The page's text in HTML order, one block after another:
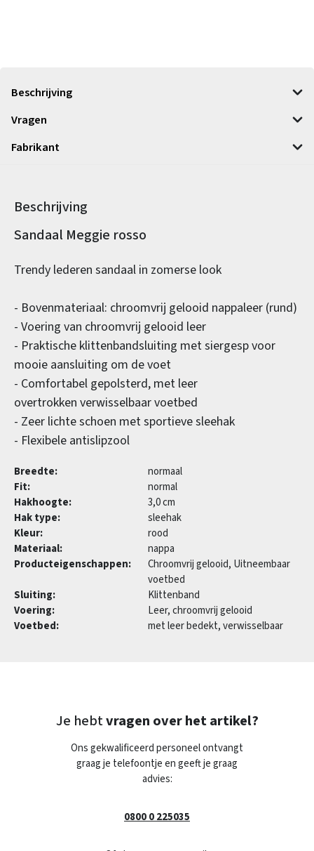
Beschrijving
Vragen
Fabrikant
Beschrijving
Productinformatie
Sandaal Meggie rosso
Trendy lederen sandaal in zomerse look
- Bovenmateriaal: chroomvrij gelooid nappaleer (rund)
- Voering van chroomvrij gelooid leer
- Praktische klittenbandsluiting met siergesp voor
mooie aansluiting om de voet
- Comfortabel gepolsterd, met leer
overtrokken verwisselbaar voetbed
- Zeer lichte schoen met sportieve sleehak
- Flexibele antislipzool
Breedte:
normaal
Fit:
normal
Hakhoogte:
3,0 cm
Hak type:
sleehak
Kleur:
rood
Materiaal:
nappa
Producteigenschappen:
Chroomvrij gelooid, Uitneembaar
voetbed
Sluiting:
Klittenband
Voering:
Leer, chroomvrij gelooid
Voetbed:
met leer bedekt, verwisselbaar
Je hebtvragen over het artikel?
Ons gekwalificeerd personeel ontvangt
graag je telefoontje en geeft je graag
advies:
0800 0 225035